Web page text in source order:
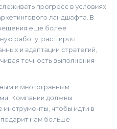
прогресс в условиях
ландшафта. В
еще более
работу, расширяя
и адаптации стратегий,
точность выполнения
и многогранным
Компании должны
инструменты, чтобы идти в
нам больше